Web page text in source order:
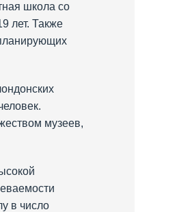
школа со
лет. Также
музеев,
в число